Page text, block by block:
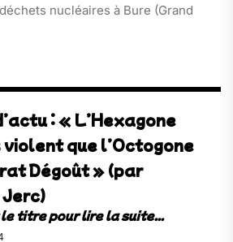
nucléaires à Bure (Grand
: « L’Hexagone
que l’Octogone
Dégoût » (par